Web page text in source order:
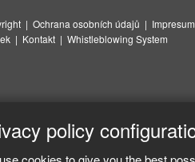
| Ochrana osobních údajů | Impresum
| Kontakt | Whistleblowing System
policy